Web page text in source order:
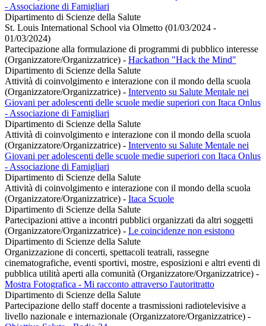
- Associazione di Famigliari
Dipartimento di Scienze della Salute
St. Louis International School via Olmetto (01/03/2024 -
01/03/2024)
Partecipazione alla formulazione di programmi di pubblico interesse
(Organizzatore/Organizzatrice) - Hackathon "Hack the Mind"
Dipartimento di Scienze della Salute
Attività di coinvolgimento e interazione con il mondo della scuola
(Organizzatore/Organizzatrice) - Intervento su Salute Mentale nei
Giovani per adolescenti delle scuole medie superiori con Itaca Onlus
- Associazione di Famigliari
Dipartimento di Scienze della Salute
Attività di coinvolgimento e interazione con il mondo della scuola
(Organizzatore/Organizzatrice) - Intervento su Salute Mentale nei
Giovani per adolescenti delle scuole medie superiori con Itaca Onlus
- Associazione di Famigliari
Dipartimento di Scienze della Salute
Attività di coinvolgimento e interazione con il mondo della scuola
(Organizzatore/Organizzatrice) - Itaca Scuole
Dipartimento di Scienze della Salute
Partecipazioni attive a incontri pubblici organizzati da altri soggetti
(Organizzatore/Organizzatrice) - Le coincidenze non esistono
Dipartimento di Scienze della Salute
Organizzazione di concerti, spettacoli teatrali, rassegne
cinematografiche, eventi sportivi, mostre, esposizioni e altri eventi di
pubblica utilità aperti alla comunità (Organizzatore/Organizzatrice) -
Mostra Fotografica - Mi racconto attraverso l'autoritratto
Dipartimento di Scienze della Salute
Partecipazione dello staff docente a trasmissioni radiotelevisive a
livello nazionale e internazionale (Organizzatore/Organizzatrice) -